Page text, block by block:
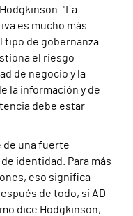
"La
es mucho más
tipo de gobernanza
el riesgo
de negocio y la
la información y de
debe estar
de una fuerte
identidad. Para más
eso significa
de todo, si AD
dice Hodgkinson,